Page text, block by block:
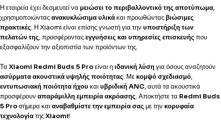
Η εταιρεία έχει δεσμευτεί να μειώσει το περιβαλλοντικό της αποτύπωμα,
χρησιμοποιώνταςανακυκλώσιμα υλικάκαι προωθώνταςβιώσιμες
πρακτικές. Η Xiaomi είναι επίσης γνωστή για την υποστήριξη των
πελατών της, προσφέρονταςεγγυήσεις και υπηρεσίες επισκευής που
εξασφαλίζουν την αξιοπιστία των προϊόντων της.
Τα Xiaomi Redmi Buds 5 Proείναι ηιδανική λύσηγια όσους αναζητούν
ασύρματα ακουστικά υψηλής ποιότητας. Μεκομψό σχεδιασμό,
εντυπωσιακή ποιότητα ήχου καιυβριδική ANC, αυτά τα ακουστικά
προσφέρουν απαράμιλλη εμπειρία ακρόασης. Αποκτήστε τα Redmi Buds
5 Proσήμερα καιαναβαθμίστε την εμπειρία σας με την κορυφαία
τεχνολογίατηςXiaomi!